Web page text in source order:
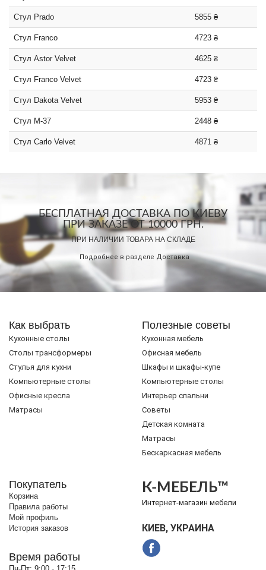
Стул Prado 5855 ₴
Стул Franco 4723 ₴
Стул Astor Velvet 4625 ₴
Стул Franco Velvet 4723 ₴
Стул Dakota Velvet 5953 ₴
Стул M-37 2448 ₴
Стул Carlo Velvet 4871 ₴
БЕСПЛАТНАЯ ДОСТАВКА ПО КИЕВУ
ПРИ ЗАКАЗЕ ОТ 10000 ГРН.
ПРИ НАЛИЧИИ ТОВАРА НА СКЛАДЕ
Подробнее в разделе Доставка
Как выбрать
Кухонные столы
Cтолы трансформеры
Стулья для кухни
Компьютерные столы
Офисные кресла
Матрасы
Полезные советы
Кухонная мебель
Офисная мебель
Шкафы и шкафы-купе
Компьютерные столы
Интерьер спальни
Советы
Детская комната
Матрасы
Бескаркасная мебель
Покупатель
Корзина
Правила работы
Мой профиль
История заказов
Время работы
К-МЕБЕЛЬ™
Интернет-магазин мебели
КИЕВ, УКРАИНА